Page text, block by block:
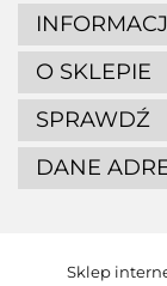
O SKLEPIE
SPRAWDŹ
DANE
Sklep